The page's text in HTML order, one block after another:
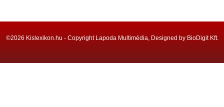
©2026 Kislexikon.hu - Copyright Lapoda Multimédia, Designed by BioDigit Kft.